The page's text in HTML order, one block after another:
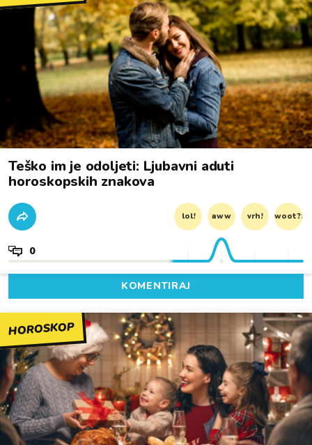
Teško im je odoljeti: Ljubavni aduti
horoskopskih znakova
lol! aww vrh! woot?!
0
KOMENTIRAJ
HOROSKOP